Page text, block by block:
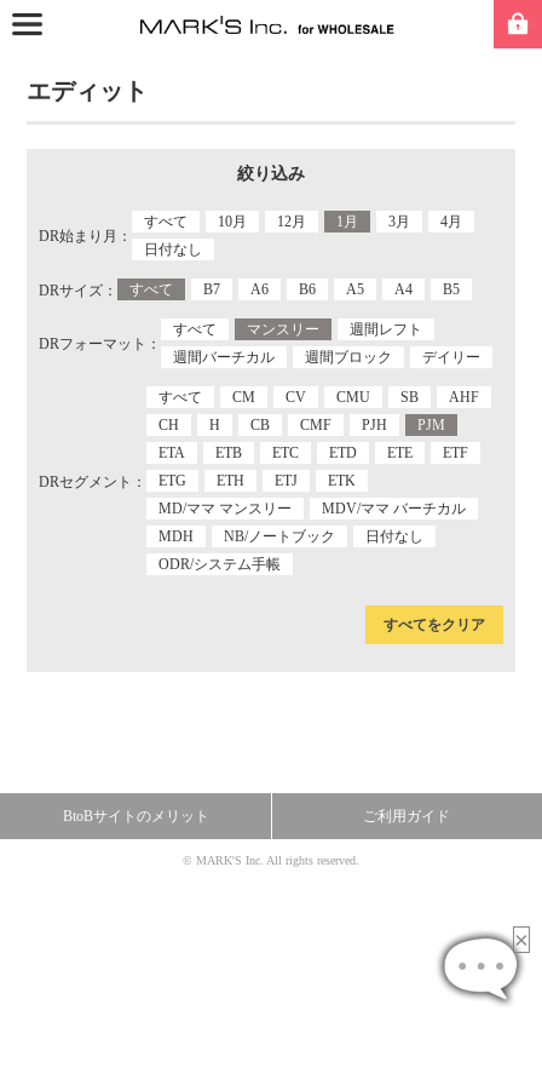
エディット
絞り込み
DR始まり月：
すべて 10月 12月 1月 3月
4月
日付なし
DRサイズ： すべて B7 A6 B6 A5 A4 B5
DRフォーマット：
すべて マンスリー
週間レフト
週間バーチカル
週間ブロック デイリー
DRセグメント：
すべて CM CV CMU SB
AHF
CH
H CB CMF PJH
PJM
ETA
ETB ETC ETD ETE
ETF
ETG
ETH ETJ
ETK
MD/ママ マンスリー
MDV/ママ バーチカル
MDH
NB/ノートブック
日付なし
ODR/システム手帳
すべてをクリア
BtoBサイトのメリット ご利用ガイド
© MARK'S Inc. All rights reserved.